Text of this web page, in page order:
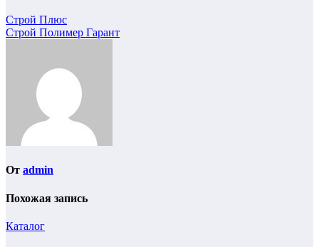
Строй Плюс
Строй Полимер Гарант
От admin
Похожая запись
Каталог